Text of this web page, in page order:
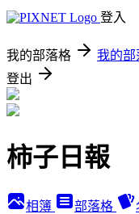
登入
我的部落格 我的部
登出
柿子日報
相簿 部落格